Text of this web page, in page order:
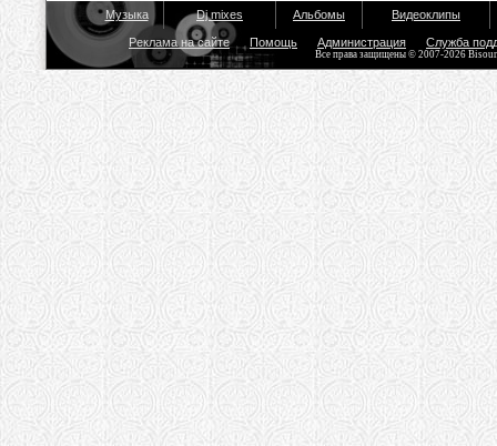
Музыка Dj mixes Альбомы Видеоклипы
Реклама на сайте Помощь Администрация Служба
Все права защищены © 2007-2026